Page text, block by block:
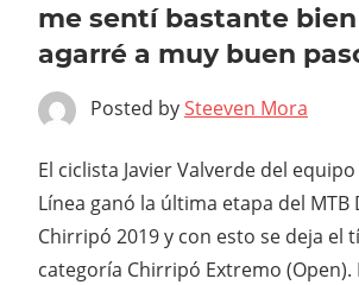
me sentí bastante bien
agarré a muy buen
Posted bySteeven Mora
El ciclista Javier Valverde del
Línea ganó la última etapa del MTB
Chirripó 2019 y con esto se deja el
categoría Chirripó Extremo